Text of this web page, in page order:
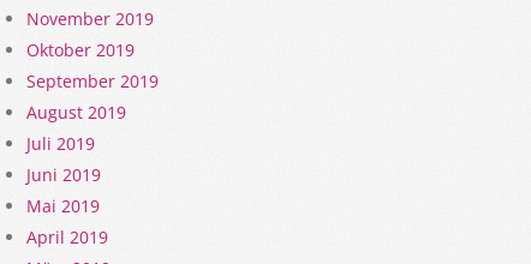
November 2019
Oktober 2019
September 2019
August 2019
Juli 2019
Juni 2019
Mai 2019
April 2019